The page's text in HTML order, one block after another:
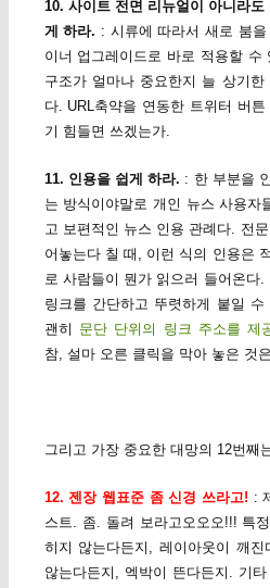
10. 사이트 전면 리뉴얼이 아니라
게 하라. : 시류에 따라서 새로 붐
이너 업그레이드로 바로 적용할 수
구조가 얼마나 중요한지 늘 상기
다. URL축약을 연동한 트위터 버
기 힘들면 쓰겠는가.
11. 인용을 쉽게 하라. : 한 부분을
는 방식이야말로 개인 뉴스 사용자
고 보편적인 뉴스 인용 관례다. 전
어놓는다 칠 때, 이런 식의 인용은
로 사람들이 뭔가 읽으러 들어온다
링크를 간단하고 뚜렷하게 붙일
괜히 문단 단위의 링크 주소를 제
참, 설마 오른 클릭을 막아 놓은 것
그리고 가장 중요한 대망의 12번
12. 젠장 웹표준 좀 신경 쓰라고! :
스트. 좀. 돌려 보라고오오오!!! 특
히지 않는다든지, 레이아웃이 깨
않는다든지, 엑박이 뜬다든지. 기